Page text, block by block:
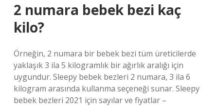
2 numara bebek bezi kaç
kilo?
Örneğin, 2 numara bir bebek bezi tüm üreticilerde
yaklaşık 3 ila 5 kilogramlık bir ağırlık aralığı için
uygundur. Sleepy bebek bezleri 2 numara, 3 ila 6
kilogram arasında kullanma seçeneği sunar. Sleepy
bebek bezleri 2021 için sayılar ve fiyatlar –